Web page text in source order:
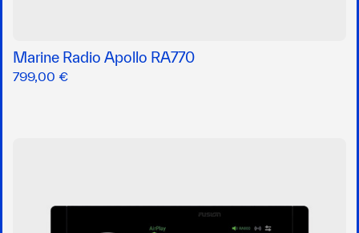
Marine Radio Apollo RA770
799,00 €